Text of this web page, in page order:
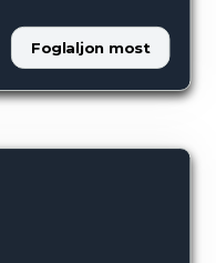
Foglaljon most